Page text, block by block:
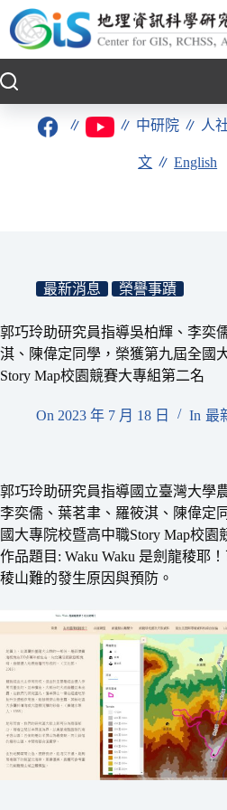
至
要
∥ ∥ 中研院 ∥ 人
文 ∥English
最新消息 榮譽事蹟
郭巧玲助研究員指導吳柏輝、李奕
淇、陳偉定同學，榮獲第九屆全國
Story Map校園競賽大專組第二名
On 2023 年 7 月 18 日 In 最
郭巧玲助研究員指導國立臺灣大學
李奕儒、葉茗聿、羅筱淇、陳偉定
國大專院校暨高中職Story Map校園
作品題目: Waku Waku 是劍龍稜
稜山難的發生原因與預防。